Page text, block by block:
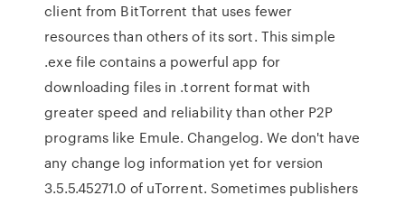
client from BitTorrent that uses fewer
resources than others of its sort. This simple
.exe file contains a powerful app for
downloading files in .torrent format with
greater speed and reliability than other P2P
programs like Emule. Changelog. We don't have
any change log information yet for version
3.5.5.45271.0 of uTorrent. Sometimes publishers